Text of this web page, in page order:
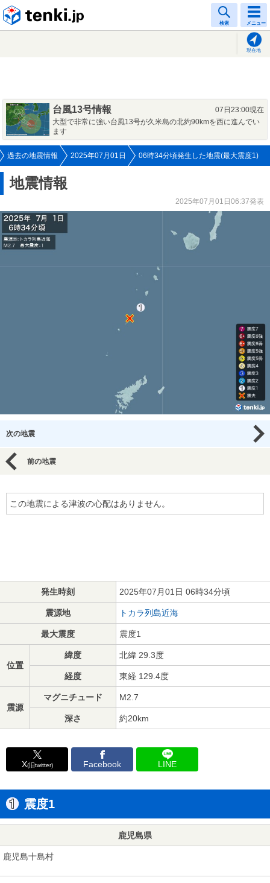
検索 メニュー
現在地
台風13号情報
07日23:00現在
大型で非常に強い台風13号が久米島の北約90kmを西に進んでい
ます
過去の地震情報 2025年07月01日 06時34分頃発生した地震(最大震度1)
地震情報
2025年07月01日06:37発表
次の地震
前の地震
この地震による津波の心配はありません。
発生時刻 2025年07月01日 06時34分頃
震源地 トカラ列島近海
最大震度 震度1
位置
緯度 北緯 29.3度
経度 東経 129.4度
震源
マグニチュード M2.7
深さ 約20km
X(旧twitter) Facebook LINE
震度1
鹿児島県
鹿児島十島村